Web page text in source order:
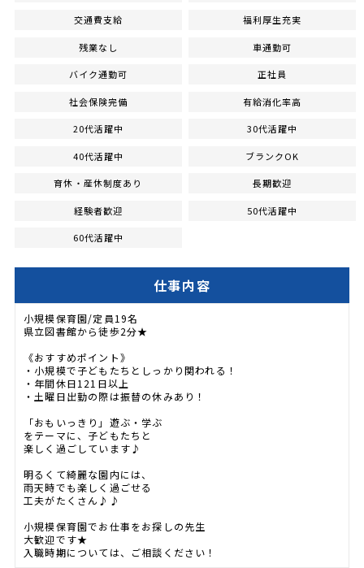
交通費支給 福利厚生充実
残業なし 車通勤可
バイク通勤可 正社員
社会保険完備 有給消化率高
20代活躍中 30代活躍中
40代活躍中 ブランクOK
育休・産休制度あり 長期歓迎
経験者歓迎 50代活躍中
60代活躍中
仕事内容
小規模保育園/定員19名
県立図書館から徒歩2分★
《おすすめポイント》
・小規模で子どもたちとしっかり関われる！
・年間休日121日以上
・土曜日出勤の際は振替の休みあり！
「おもいっきり」遊ぶ・学ぶ
をテーマに、子どもたちと
楽しく過ごしています♪
明るくて綺麗な園内には、
雨天時でも楽しく過ごせる
工夫がたくさん♪♪
小規模保育園でお仕事をお探しの先生
大歓迎です★
入職時期については、ご相談ください！